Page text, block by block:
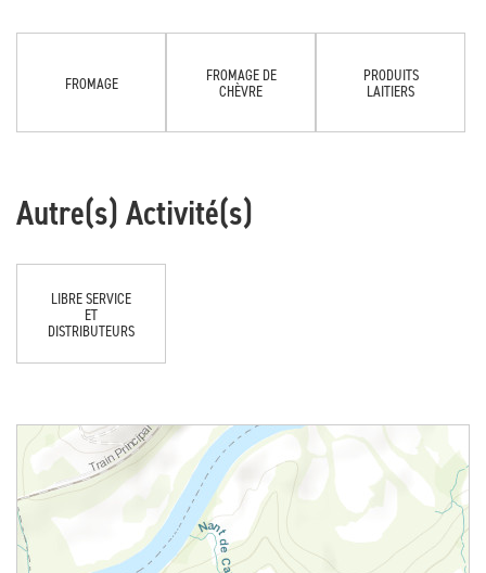
FROMAGE
FROMAGE DE
CHÈVRE
PRODUITS
LAITIERS
Autre(s) Activité(s)
LIBRE SERVICE
ET
DISTRIBUTEURS